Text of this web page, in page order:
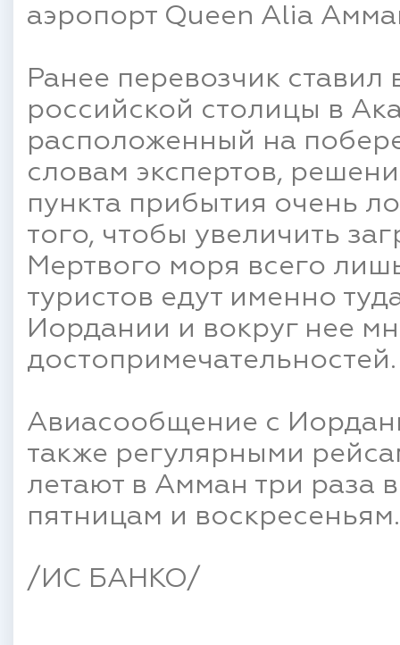
аэропорт Queen Alia
Ранее перевозчик ставил
российской столицы в
расположенный на
словам экспертов,
пункта прибытия очень
того, чтобы увеличить
Мертвого моря всего
туристов едут именно
Иордании и вокруг нее
достопримечательностей.
Авиасообщение с
также регулярными
летают в Амман три раза
пятницам и воскресеньям.
/ИС БАНКО/